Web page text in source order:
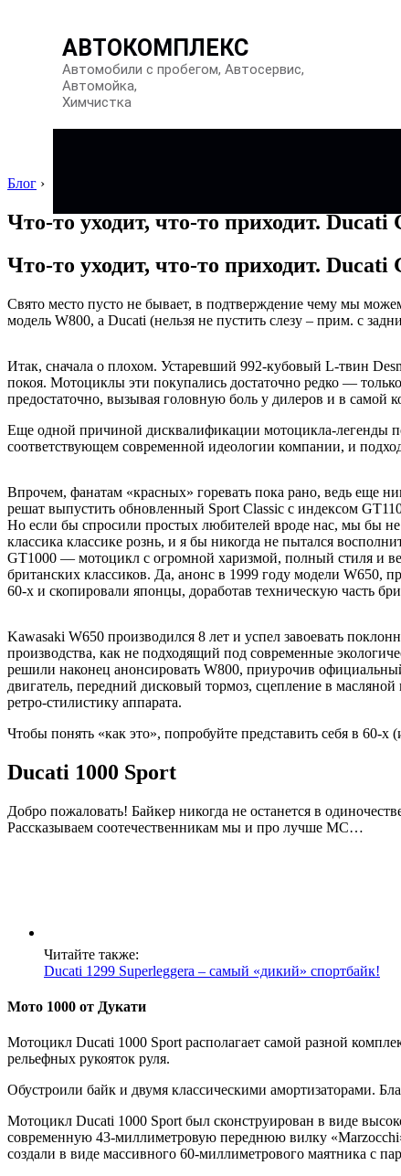
АВТОКОМПЛЕКС
Автомобили с пробегом, Автосервис,
Автомойка,
Химчистка
Блог ›
Что-то уходит, что-то приходит.
Что-то уходит, что-то приходит.
Свято место пусто не бывает, в подтверждение чему мы
модель W800, а Ducati (нельзя не пустить слезу – прим. с
Итак, сначала о плохом. Устаревший 992-кубовый L-твин
покоя. Мотоциклы эти покупались достаточно редко —
предостаточно, вызывая головную боль у дилеров и в самой
Еще одной причиной дисквалификации мотоцикла-легенды
соответствующем современной идеологии компании, и
Впрочем, фанатам «красных» горевать пока рано, ведь еще
решат выпустить обновленный Sport Classic с индексом
Но если бы спросили простых любителей вроде нас, мы бы
классика классике рознь, и я бы никогда не пытался
GT1000 — мотоцикл с огромной харизмой, полный стиля и
британских классиков. Да, анонс в 1999 году модели
60-х и скопировали японцы, доработав техническую часть
Kawasaki W650 производился 8 лет и успел завоевать
производства, как не подходящий под современные
решили наконец анонсировать W800, приурочив
двигатель, передний дисковый тормоз, сцепление в
ретро-стилистику аппарата.
Чтобы понять «как это», попробуйте представить себя в
Ducati 1000 Sport
Добро пожаловать! Байкер никогда не останется в
Рассказываем соотечественникам мы и про лучше МС…
Читайте также:
Ducati 1299 Superleggera – самый «дикий» спортбайк!
Мото 1000 от Дукати
Мотоцикл Ducati 1000 Sport располагает самой разной
рельефных рукояток руля.
Обустроили байк и двумя классическими амортизаторами.
Мотоцикл Ducati 1000 Sport был сконструирован в виде
современную 43-миллиметровую переднюю вилку
создали в виде массивного 60-миллиметрового маятника с